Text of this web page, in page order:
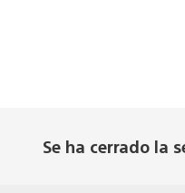
Se ha cerrado la